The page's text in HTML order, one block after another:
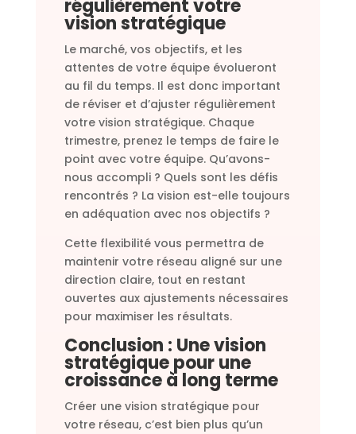
régulièrement votre
vision stratégique
Le marché, vos objectifs, et les
attentes de votre équipe évolueront
au fil du temps. Il est donc important
de réviser et d’ajuster régulièrement
votre vision stratégique. Chaque
trimestre, prenez le temps de faire le
point avec votre équipe. Qu’avons-
nous accompli ? Quels sont les défis
rencontrés ? La vision est-elle toujours
en adéquation avec nos objectifs ?
Cette flexibilité vous permettra de
maintenir votre réseau aligné sur une
direction claire, tout en restant
ouvertes aux ajustements nécessaires
pour maximiser les résultats.
Conclusion : Une vision
stratégique pour une
croissance à long terme
Créer une vision stratégique pour
votre réseau, c’est bien plus qu’un